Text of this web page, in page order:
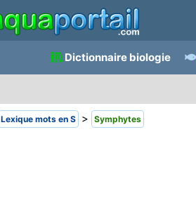
Dictionnaire biologie
Lexique mots en S > Symphytes